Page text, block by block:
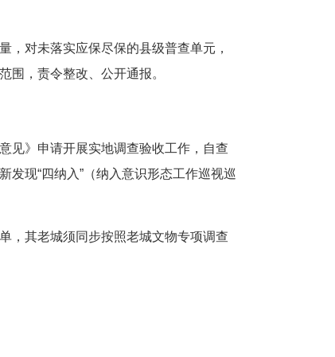
，对未落实应保尽保的县级普查单元，
围，责令整改、公开通报。
见》申请开展实地调查验收工作，自查
现“四纳入”（纳入意识形态工作巡视巡
，其老城须同步按照老城文物专项调查